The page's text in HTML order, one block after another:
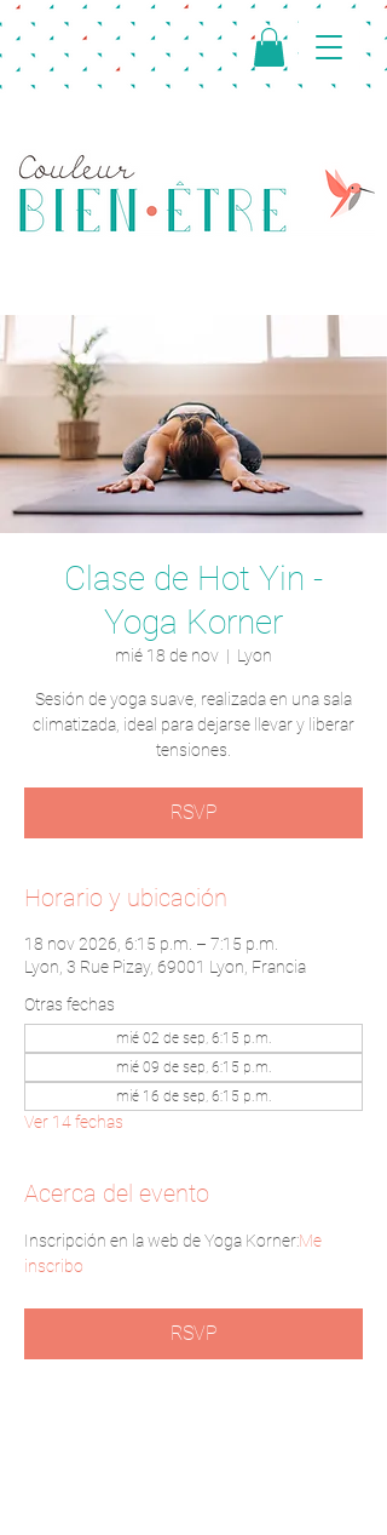
Clase de Hot Yin -
Yoga Korner
mié 18 de nov
  |
Lyon
Sesión de yoga suave, realizada en una sala
climatizada, ideal para dejarse llevar y liberar
tensiones.
RSVP
Horario y ubicación
18 nov 2026, 6:15 p.m. – 7:15 p.m.
Lyon, 3 Rue Pizay, 69001 Lyon, Francia
Otras fechas
mié 02 de sep, 6:15 p.m.
mié 09 de sep, 6:15 p.m.
mié 16 de sep, 6:15 p.m.
Ver 14 fechas
Acerca del evento
Inscripción en la web de Yoga Korner:Me
inscribo
RSVP